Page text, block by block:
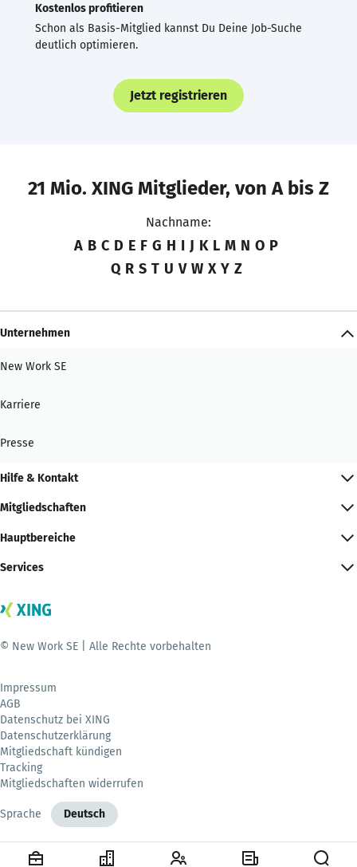
Kostenlos profitieren
Schon als Basis-Mitglied kannst Du Deine Job-Suche
deutlich optimieren.
Jetzt registrieren
21 Mio. XING Mitglieder, von A bis Z
Nachname:
A B C D E F G H I J K L M N O P
Q R S T U V W X Y Z
Unternehmen
New Work SE
Karriere
Presse
Hilfe & Kontakt
Mitgliedschaften
Hauptbereiche
Services
© New Work SE | Alle Rechte vorbehalten
Impressum
AGB
Datenschutz bei XING
Datenschutzerklärung
Mitgliedschaft kündigen
Tracking
Mitgliedschaften widerrufen
Sprache Deutsch